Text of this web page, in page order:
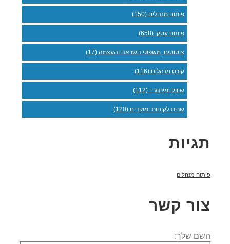
פיתוח מנהלים (150)
פיתוח עסקי (658)
ציטוטים, משפטי השראה והעצמה (17)
קורס מנהלים (116)
שיווק ומיתוג + (112)
שרות לקוחות ומוקדים (120)
תגיות
פיתוח מנהלים
צור קשר
השם שלך: